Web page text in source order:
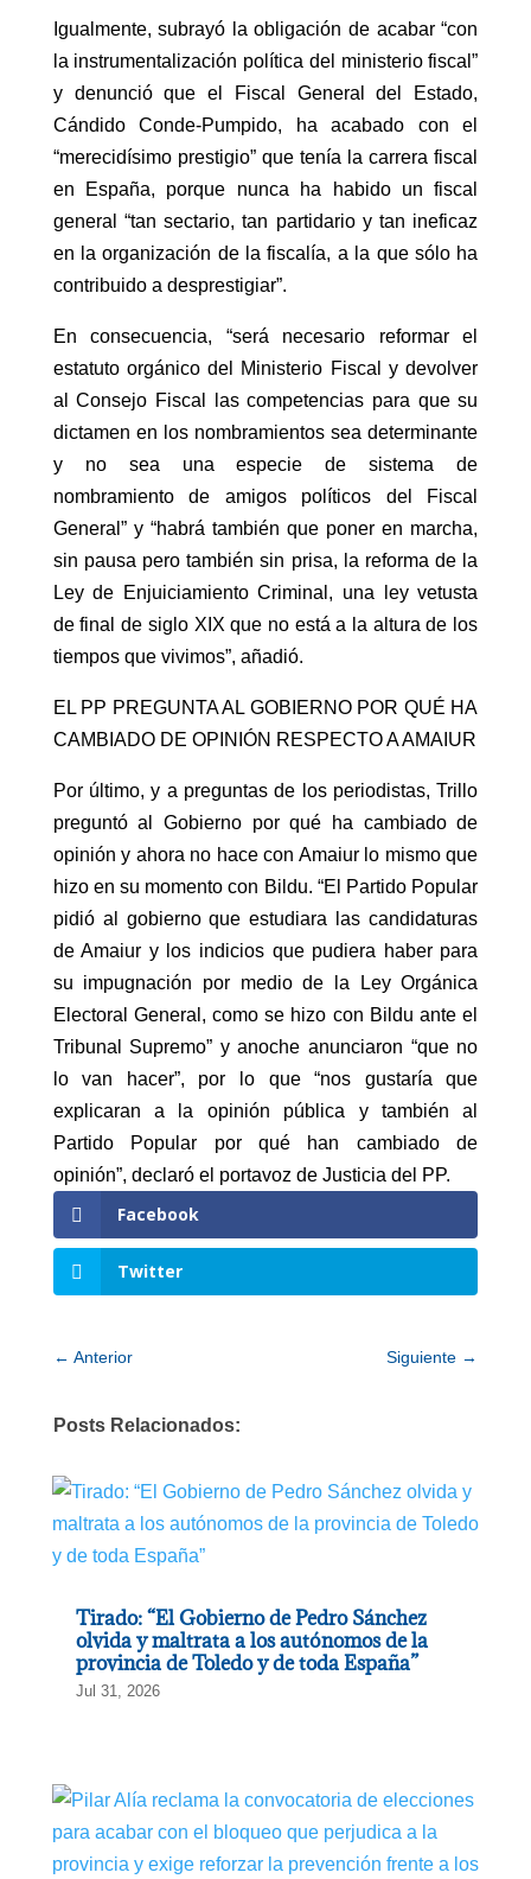
Igualmente, subrayó la obligación de acabar “con
la instrumentalización política del ministerio fiscal”
y denunció que el Fiscal General del Estado,
Cándido Conde-Pumpido, ha acabado con el
“merecidísimo prestigio” que tenía la carrera fiscal
en España, porque nunca ha habido un fiscal
general “tan sectario, tan partidario y tan ineficaz
en la organización de la fiscalía, a la que sólo ha
contribuido a desprestigiar”.
En consecuencia, “será necesario reformar el
estatuto orgánico del Ministerio Fiscal y devolver
al Consejo Fiscal las competencias para que su
dictamen en los nombramientos sea determinante
y no sea una especie de sistema de
nombramiento de amigos políticos del Fiscal
General” y “habrá también que poner en marcha,
sin pausa pero también sin prisa, la reforma de la
Ley de Enjuiciamiento Criminal, una ley vetusta
de final de siglo XIX que no está a la altura de los
tiempos que vivimos”, añadió.
EL PP PREGUNTA AL GOBIERNO POR QUÉ HA
CAMBIADO DE OPINIÓN RESPECTO A AMAIUR
Por último, y a preguntas de los periodistas, Trillo
preguntó al Gobierno por qué ha cambiado de
opinión y ahora no hace con Amaiur lo mismo que
hizo en su momento con Bildu. “El Partido Popular
pidió al gobierno que estudiara las candidaturas
de Amaiur y los indicios que pudiera haber para
su impugnación por medio de la Ley Orgánica
Electoral General, como se hizo con Bildu ante el
Tribunal Supremo” y anoche anunciaron “que no
lo van hacer”, por lo que “nos gustaría que
explicaran a la opinión pública y también al
Partido Popular por qué han cambiado de
opinión”, declaró el portavoz de Justicia del PP.
Facebook
Twitter
← Anterior Siguiente →
Posts Relacionados:
Tirado: “El Gobierno de Pedro Sánchez
olvida y maltrata a los autónomos de la
provincia de Toledo y de toda España”
Jul 31, 2026